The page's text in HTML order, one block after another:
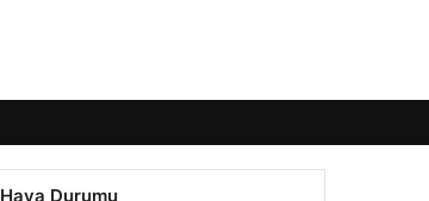
Hava Durumu